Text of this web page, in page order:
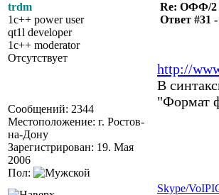
trdm
1c++ power user
qt1l developer
1c++ moderator
Отсутствует
Сообщений: 2344
Местоположение: г. Ростов-
на-Дону
Зарегистрирован: 19. Мая
2006
Пол:
Re: ОФФ/2
Ответ #31 -
http://
В
"Формат
Skype/VoIP